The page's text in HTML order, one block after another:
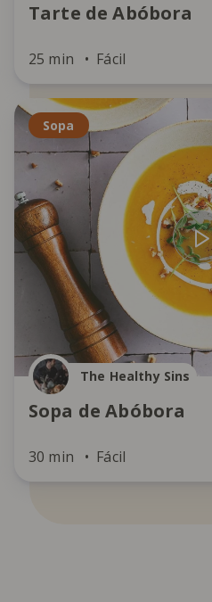
Tarte de Abóbora
25 min Fácil
Sopa
The Healthy Sins
Sopa de Abóbora
30 min Fácil